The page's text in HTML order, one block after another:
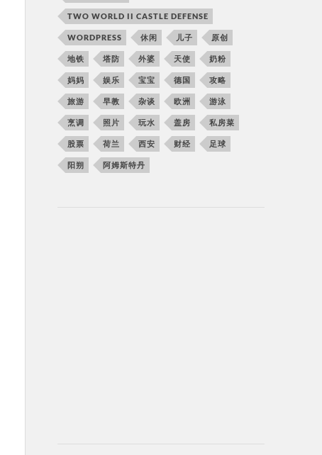
TWO WORLD II CASTLE DEFENSE
WORDPRESS 休闲 儿子 原创
地铁 塔防 外婆 天使 奶粉
妈妈 娱乐 宝宝 德国 攻略
旅游 早教 杂谈 欧洲 游泳
烹调 照片 玩水 盖房 私房菜
股票 荷兰 西安 财经 足球
阳朔 阿姆斯特丹